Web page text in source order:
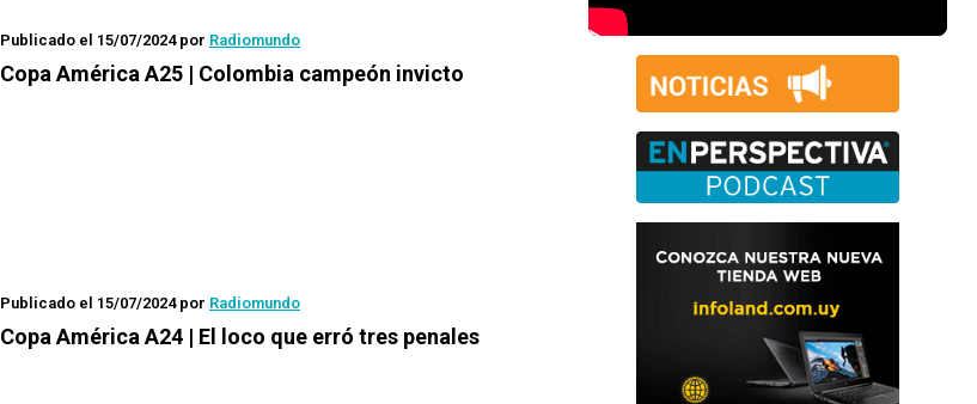
Publicado el 15/07/2024por Radiomundo
Copa América A25 | Colombia campeón invicto
Publicado el 15/07/2024por Radiomundo
Copa América A24 | El loco que erró tres penales